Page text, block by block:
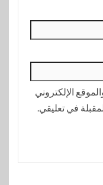
الإلكتروني
في تعليقي.